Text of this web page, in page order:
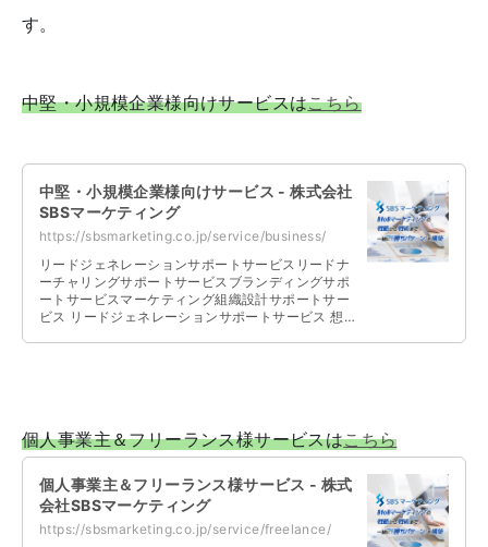
す。
中堅・小規模企業様向けサービスはこちら
中堅・小規模企業様向けサービス - 株式会社
SBSマーケティング
https://sbsmarketing.co.jp/service/business/
リードジェネレーションサポートサービスリードナ
ーチャリングサポートサービスブランディングサポ
ートサービスマーケティング組織設計サポートサー
ビス リードジェネレーションサポートサービス 想
個人事業主＆フリーランス様サービスはこちら
個人事業主＆フリーランス様サービス - 株式
会社SBSマーケティング
https://sbsmarketing.co.jp/service/freelance/